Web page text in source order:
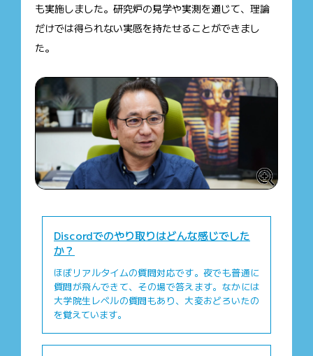
も実施しました。研究炉の見学や実測を通じて、理論
だけでは得られない実感を持たせることができまし
た。
Discordでのやり取りはどんな感じでした
か？
ほぼリアルタイムの質問対応です。夜でも普通に
質問が飛んできて、その場で答えます。なかには
大学院生レベルの質問もあり、大変おどろいたの
を覚えています。